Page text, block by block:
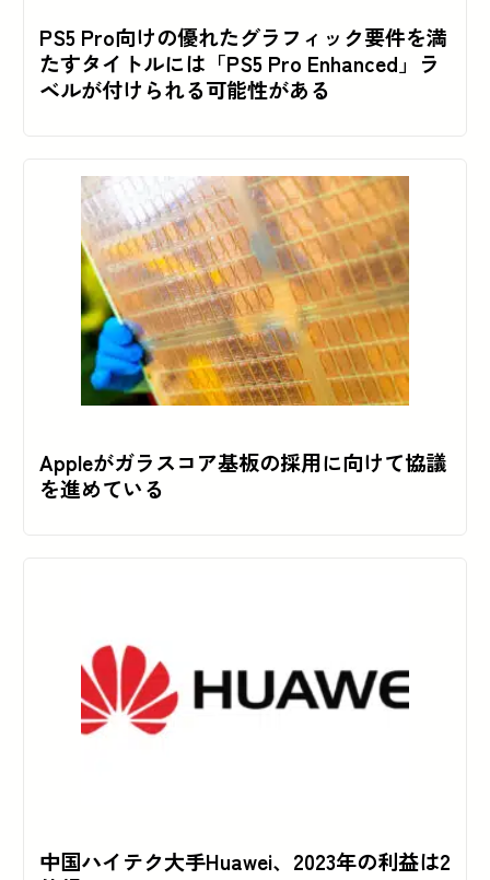
PS5 Pro向けの優れたグラフィック要件を満
たすタイトルには「PS5 Pro Enhanced」ラ
ベルが付けられる可能性がある
Appleがガラスコア基板の採用に向けて協議
を進めている
中国ハイテク大手Huawei、2023年の利益は2